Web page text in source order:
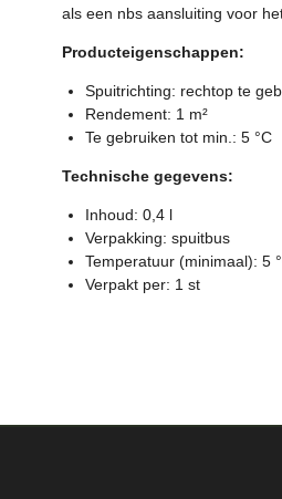
als een nbs aansluiting voor
Producteigenschappen:
Spuitrichting: rechtop te
Rendement: 1 m²
Te gebruiken tot min.: 5 °C
Technische gegevens:
Inhoud: 0,4 l
Verpakking: spuitbus
Temperatuur (minimaal): 5
Verpakt per: 1 st